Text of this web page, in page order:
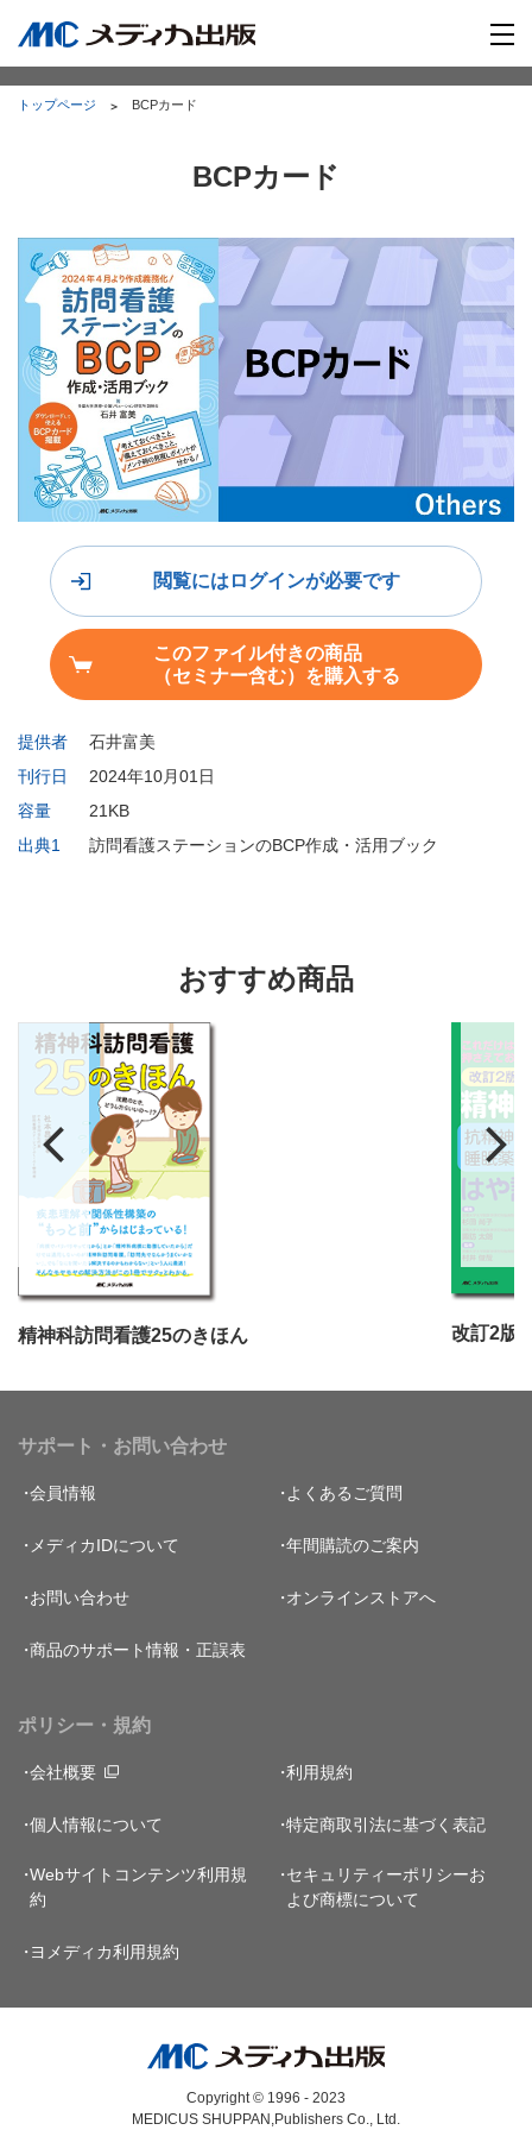
トップページ BCPカード
BCPカード
提供者
石井富美
刊行日
2024年10月01日
容量
21KB
出典1
訪問看護ステーションのBCP作成・活用ブック
閲覧にはログインが必要です
このファイル付きの商品
（セミナー含む）を購入する
おすすめ商品
精神科訪問看護25のきほん
サポート・お問い合わせ
会員情報 よくあるご質問
メディカIDについて 年間購読のご案内
お問い合わせ オンラインストアへ
商品のサポート情報・正誤表
ポリシー・規約
会社概要 利用規約
個人情報について 特定商取引法に基づく表記
Webサイトコンテンツ利用規
約
セキュリティーポリシーお
よび商標について
ヨメディカ利用規約
Copyright © 1996 - 2023
MEDICUS SHUPPAN,Publishers Co., Ltd.